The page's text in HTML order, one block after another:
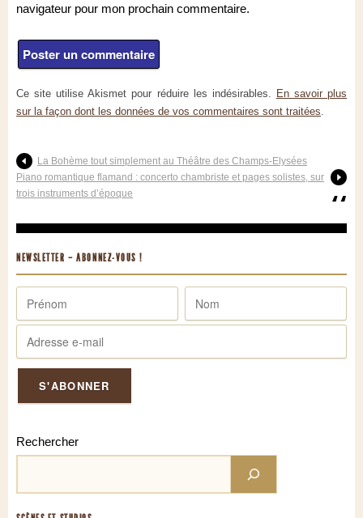
navigateur pour mon prochain commentaire.
Ce site utilise Akismet pour réduire les indésirables. En savoir plus
sur la façon dont les données de vos commentaires sont traitées
La Bohème tout simplement au Théâtre des Champs-Elysées
Piano romantique flamand : concerto chambriste et pages solistes, sur
trois instruments d’époque
NEWSLETTER – ABONNEZ-VOUS !
Rechercher